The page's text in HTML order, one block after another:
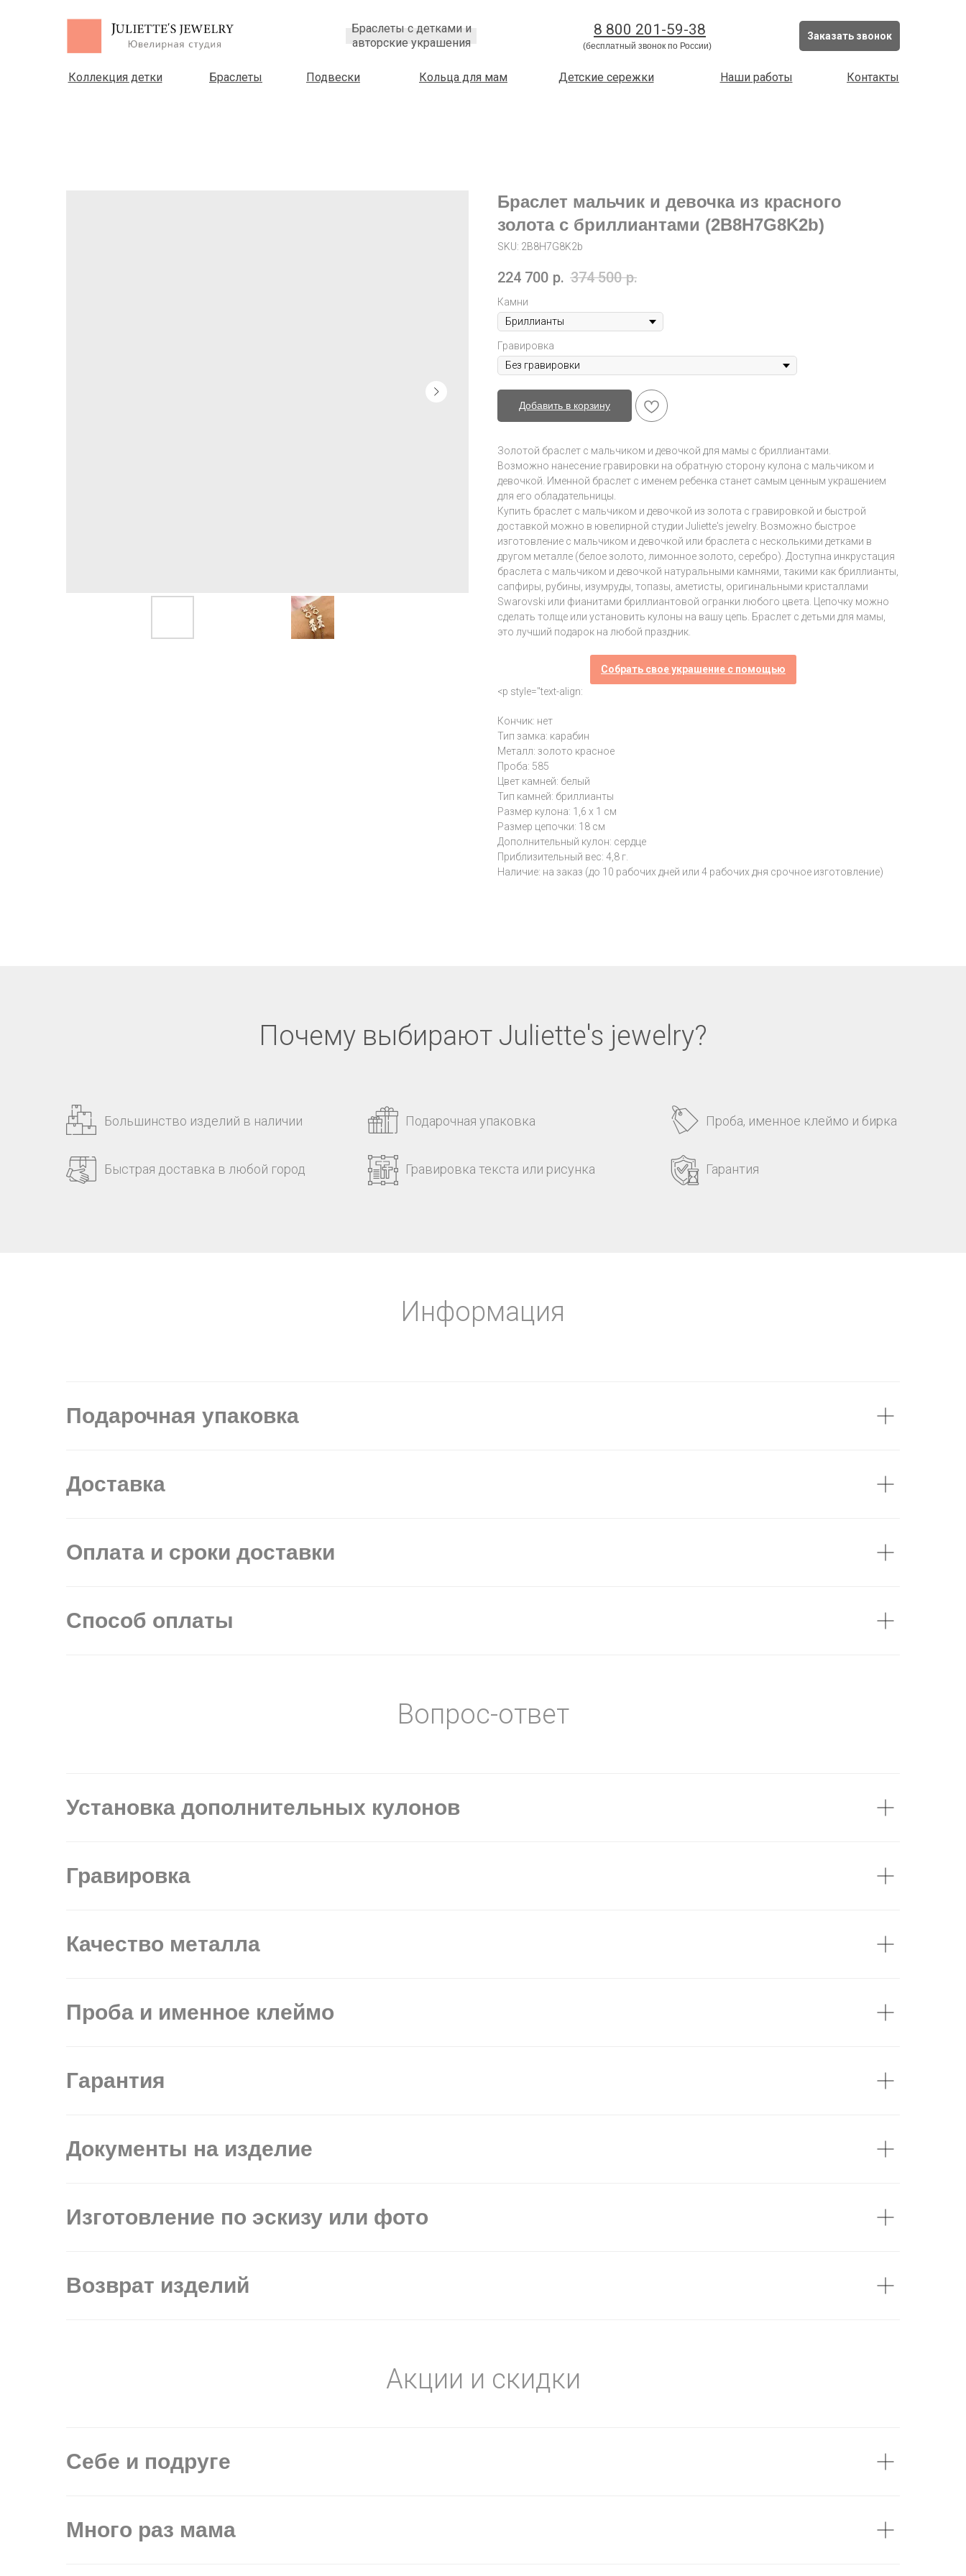
Заказать звонок
8 800 201-59-38
(бесплатный звонок по России)
Браслеты с детками и
авторские украшения
Детские сережки Контакты
Коллекция детки Браслеты Кольца для мам
Подвески Наши работы
Браслет мальчик и девочка из красного
золота с бриллиантами (2B8H7G8K2b)
SKU: 2B8H7G8K2b
224 700 р. 374 500 р.
Камни
Гравировка
Добавить в корзину
Золотой браслет с мальчиком и девочкой для мамы с бриллиантами.
Возможно нанесение гравировки на обратную сторону кулона с мальчиком и
девочкой. Именной браслет с именем ребенка станет самым ценным украшением
для его обладательницы.
Купить браслет с мальчиком и девочкой из золота с гравировкой и быстрой
доставкой можно в ювелирной студии Juliette's jewelry. Возможно быстрое
изготовление с мальчиком и девочкой или браслета с несколькими детками в
другом металле (белое золото, лимонное золото, серебро). Доступна инкрустация
браслета с мальчиком и девочкой натуральными камнями, такими как бриллианты,
сапфиры, рубины, изумруды, топазы, аметисты, оригинальными кристаллами
Swarovski или фианитами бриллиантовой огранки любого цвета. Цепочку можно
сделать толще или установить кулоны на вашу цепь. Браслет с детьми для мамы,
это лучший подарок на любой праздник.
Собрать свое украшение с помощью
<p style="text-align:
Кончик: нет
Тип замка: карабин
Металл: золото красное
Проба: 585
Цвет камней: белый
Тип камней: бриллианты
Размер кулона: 1,6 х 1 см
Размер цепочки: 18 см
Дополнительный кулон: сердце
Приблизительный вес: 4,8 г.
Наличие: на заказ (до 10 рабочих дней или 4 рабочих дня срочное изготовление)
Почему выбирают Juliette's jewelry?
Большинство изделий в наличии
Быстрая доставка в любой город
Подарочная упаковка
Гравировка текста или рисунка
Проба, именное клеймо и бирка
Гарантия
Информация
Подарочная упаковка
Доставка
Оплата и сроки доставки
Способ оплаты
Вопрос-ответ
Установка дополнительных кулонов
Гравировка
Качество металла
Проба и именное клеймо
Гарантия
Документы на изделие
Изготовление по эскизу или фото
Возврат изделий
Акции и скидки
Себе и подруге
Много раз мама